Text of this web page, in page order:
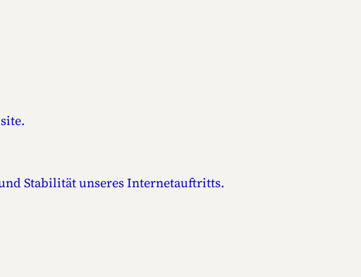
Stabilität unseres Internetauftritts.